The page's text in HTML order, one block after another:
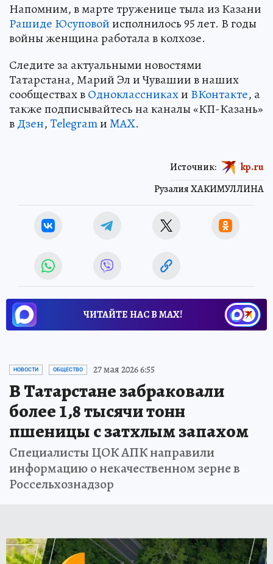
Напомним, в марте труженице тыла из Казани
Рашиде Юсуповойисполнилось 95 лет. В годы
войны женщина работала в колхозе.
Следите за актуальными новостями
Татарстана, Марий Эл и Чувашии в наших
сообществах вОдноклассникахи ВКонтакте, а
также подписывайтесь на каналы «КП-Казань»
вДзен,TelegramиMAX.
Рузалия ХАКИМУЛЛИНА
Источник: kp.ru
ЧИТАЙТЕ НАС В МАХ!
НОВОСТИ ОБЩЕСТВО 27 мая 2026 6:55
В Татарстане забраковали
более 1,8 тысячи тонн
пшеницы с затхлым запахом
Специалисты ЦОК АПК направили
информацию о некачественном зерне в
Россельхознадзор